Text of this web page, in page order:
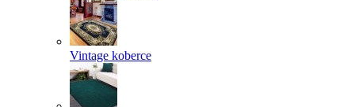
Vintage koberce